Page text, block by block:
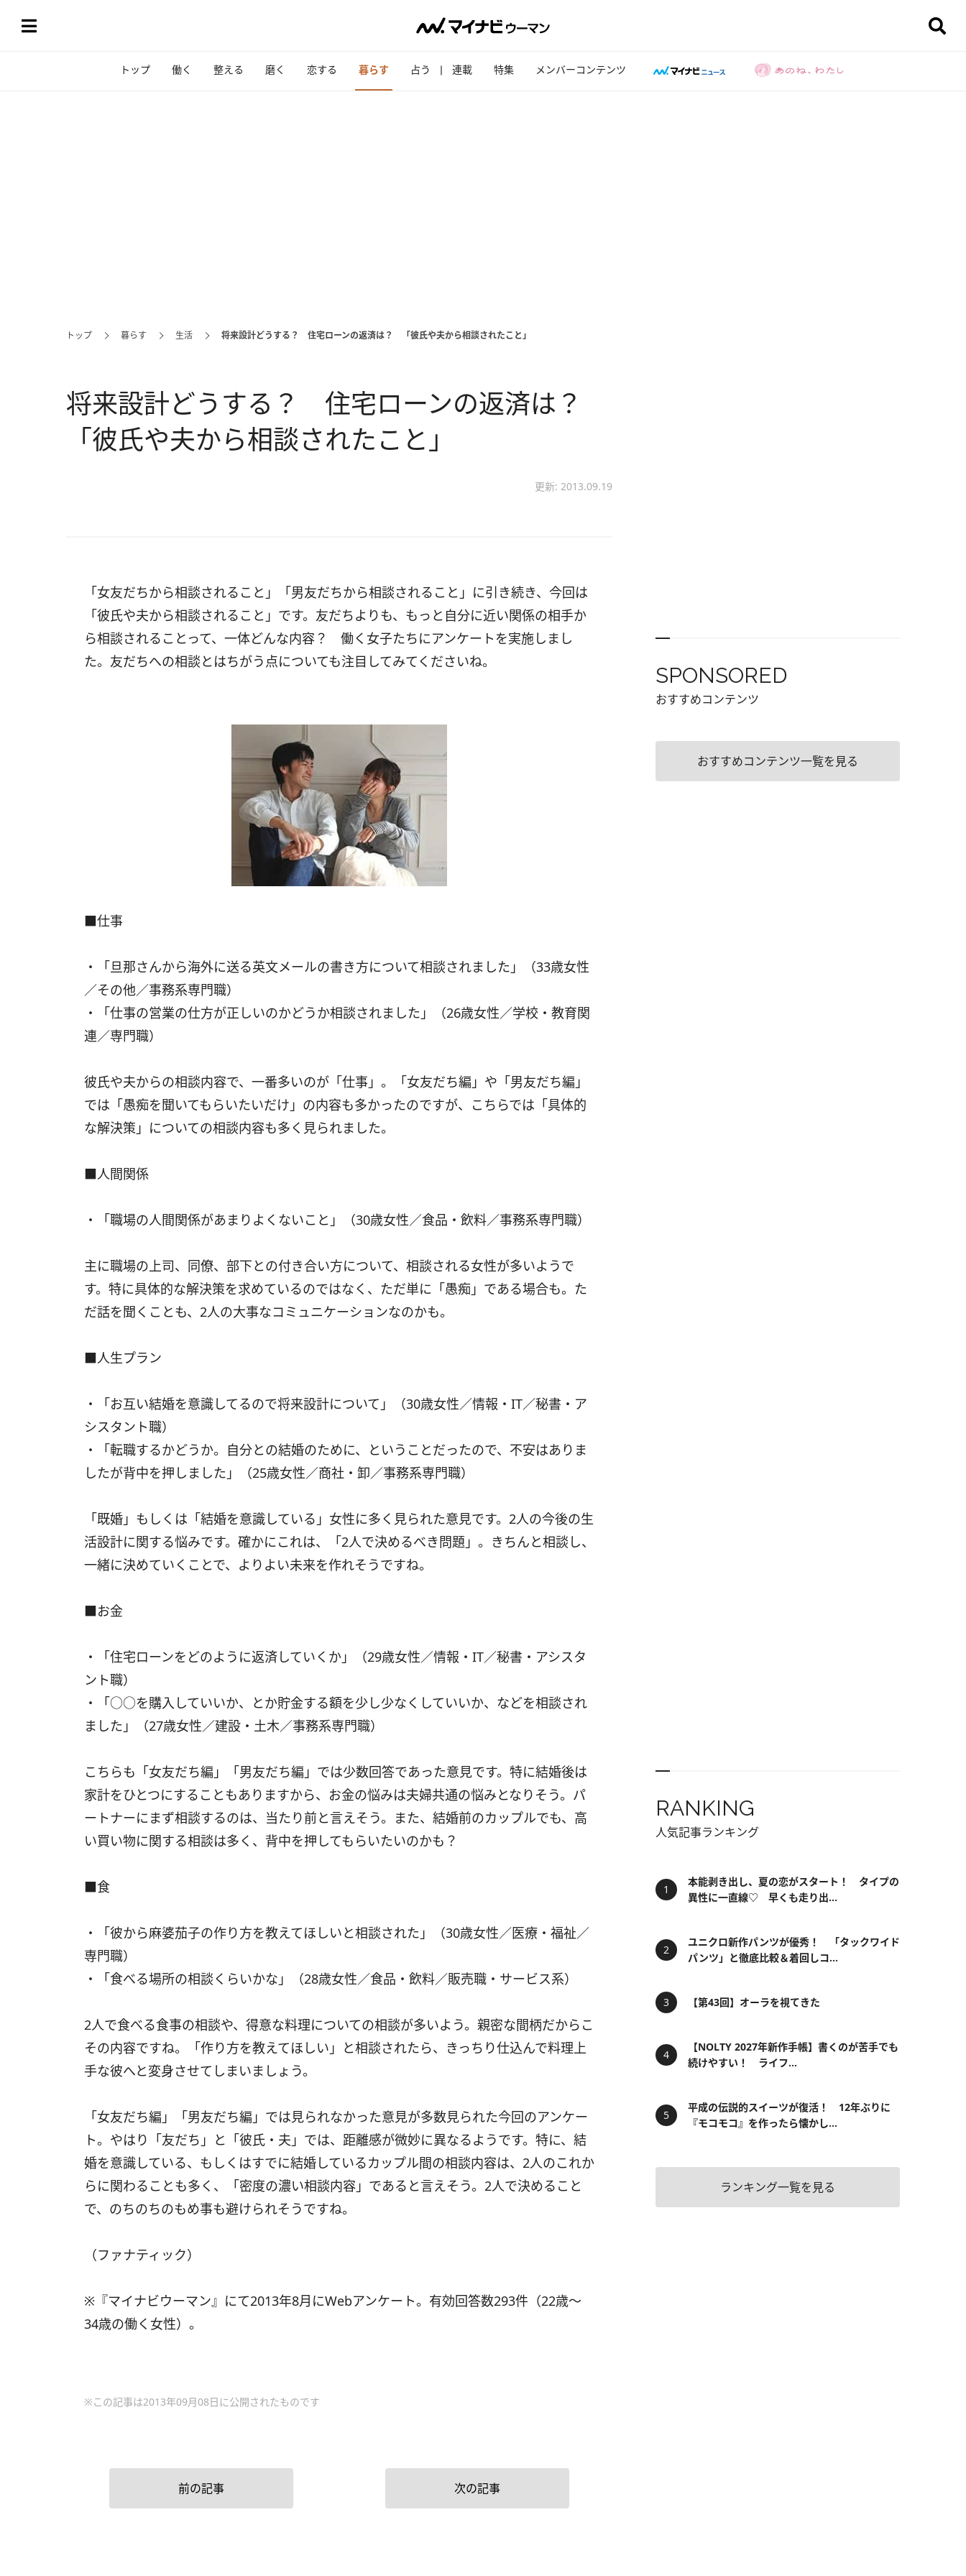
トップ 働く 整える 磨く 恋する 暮らす 占う 連載 特集 メンバーコンテンツ
トップ 暮らす 生活 将来設計どうする？ 住宅ローンの返済は？ 「彼氏や夫から相談されたこと」
将来設計どうする？ 住宅ローンの返済は？
「彼氏や夫から相談されたこと」
更新: 2013.09.19
「女友だちから相談されること」「男友だちから相談されること」に引き続き、今回は
「彼氏や夫から相談されること」です。友だちよりも、もっと自分に近い関係の相手か
ら相談されることって、一体どんな内容？ 働く女子たちにアンケートを実施しまし
た。友だちへの相談とはちがう点についても注目してみてくださいね。
■仕事
・「旦那さんから海外に送る英文メールの書き方について相談されました」（33歳女性
／その他／事務系専門職）
・「仕事の営業の仕方が正しいのかどうか相談されました」（26歳女性／学校・教育関
連／専門職）
彼氏や夫からの相談内容で、一番多いのが「仕事」。「女友だち編」や「男友だち編」
では「愚痴を聞いてもらいたいだけ」の内容も多かったのですが、こちらでは「具体的
な解決策」についての相談内容も多く見られました。
■人間関係
・「職場の人間関係があまりよくないこと」（30歳女性／食品・飲料／事務系専門職）
主に職場の上司、同僚、部下との付き合い方について、相談される女性が多いようで
す。特に具体的な解決策を求めているのではなく、ただ単に「愚痴」である場合も。た
だ話を聞くことも、2人の大事なコミュニケーションなのかも。
■人生プラン
・「お互い結婚を意識してるので将来設計について」（30歳女性／情報・IT／秘書・ア
シスタント職）
・「転職するかどうか。自分との結婚のために、ということだったので、不安はありま
したが背中を押しました」（25歳女性／商社・卸／事務系専門職）
「既婚」もしくは「結婚を意識している」女性に多く見られた意見です。2人の今後の生
活設計に関する悩みです。確かにこれは、「2人で決めるべき問題」。きちんと相談し、
一緒に決めていくことで、よりよい未来を作れそうですね。
■お金
・「住宅ローンをどのように返済していくか」（29歳女性／情報・IT／秘書・アシスタ
ント職）
・「○○を購入していいか、とか貯金する額を少し少なくしていいか、などを相談され
ました」（27歳女性／建設・土木／事務系専門職）
こちらも「女友だち編」「男友だち編」では少数回答であった意見です。特に結婚後は
家計をひとつにすることもありますから、お金の悩みは夫婦共通の悩みとなりそう。パ
ートナーにまず相談するのは、当たり前と言えそう。また、結婚前のカップルでも、高
い買い物に関する相談は多く、背中を押してもらいたいのかも？
■食
・「彼から麻婆茄子の作り方を教えてほしいと相談された」（30歳女性／医療・福祉／
専門職）
・「食べる場所の相談くらいかな」（28歳女性／食品・飲料／販売職・サービス系）
2人で食べる食事の相談や、得意な料理についての相談が多いよう。親密な間柄だからこ
その内容ですね。「作り方を教えてほしい」と相談されたら、きっちり仕込んで料理上
手な彼へと変身させてしまいましょう。
「女友だち編」「男友だち編」では見られなかった意見が多数見られた今回のアンケー
ト。やはり「友だち」と「彼氏・夫」では、距離感が微妙に異なるようです。特に、結
婚を意識している、もしくはすでに結婚しているカップル間の相談内容は、2人のこれか
らに関わることも多く、「密度の濃い相談内容」であると言えそう。2人で決めること
で、のちのちのもめ事も避けられそうですね。
（ファナティック）
※『マイナビウーマン』にて2013年8月にWebアンケート。有効回答数293件（22歳～
34歳の働く女性）。
※この記事は2013年09月08日に公開されたものです
前の記事 次の記事
SPONSORED
おすすめコンテンツ
おすすめコンテンツ一覧を見る
RANKING
人気記事ランキング
本能剥き出し、夏の恋がスタート！ タイプの
異性に一直線♡ 早くも走り出...
ユニクロ新作パンツが優秀！ 「タックワイド
パンツ」と徹底比較＆着回しコ...
【第43回】オーラを視てきた
【NOLTY 2027年新作手帳】書くのが苦手でも
続けやすい！ ライフ...
平成の伝説的スイーツが復活！ 12年ぶりに
『モコモコ』を作ったら懐かし...
ランキング一覧を見る